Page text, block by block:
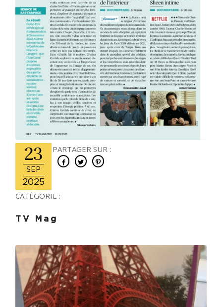
23
SEP
2025
PARTAGER SUR :
CATÉGORIE :
TV Mag